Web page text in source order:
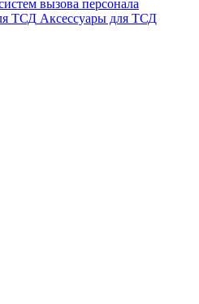
вызова персонала
Аксессуары для ТСД